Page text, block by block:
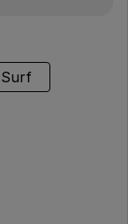
Surf